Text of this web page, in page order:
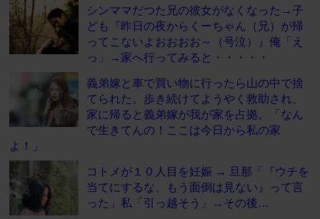
シンママだつた兄の彼女がなくなった→子
ども『昨日の夜からくーちゃん（兄）が帰
ってこないよおおおお～（号泣）』俺「え
っ」→家へ行ってみると・・・・・
義弟嫁と車で買い物に行ったら山の中で捨
てられた。歩き続けてようやく救助され、
家に帰ると義弟嫁が我が家を占拠。「なん
で生きてんの！ここは今日から私の家
よ！」
コトメが１０人目を妊娠 → 旦那「『ウチを
当てにするな、もう面倒は見ない』って言
った」私「引っ越そう」→その後…